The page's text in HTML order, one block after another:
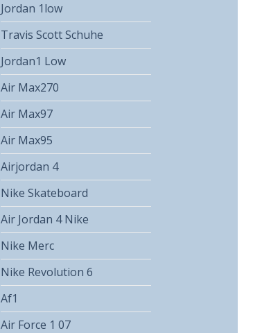
Jordan 1low
Travis Scott Schuhe
Jordan1 Low
Air Max270
Air Max97
Air Max95
Airjordan 4
Nike Skateboard
Air Jordan 4 Nike
Nike Merc
Nike Revolution 6
Af1
Air Force 1 07